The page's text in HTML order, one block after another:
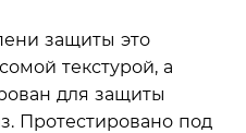
защиты это
текстурой, а
для защиты
Протестировано под